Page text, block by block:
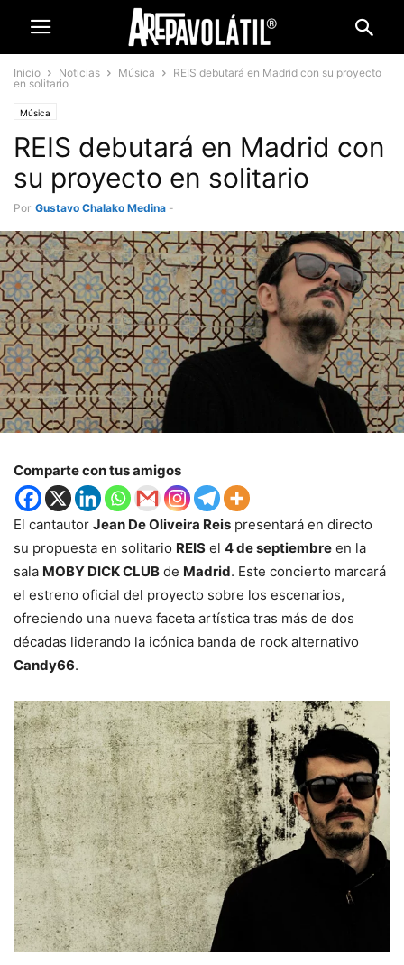
Inicio Noticias Música
REIS debutará en Madrid con su proyecto
en solitario
Música
REIS debutará en Madrid con
su proyecto en solitario
Por Gustavo Chalako Medina -
Comparte con tus amigos
El cantautor Jean De Oliveira Reis presentará en directo
su propuesta en solitario REIS el 4 de septiembre en la
sala MOBY DICK CLUB de Madrid. Este concierto marcará
el estreno oficial del proyecto sobre los escenarios,
ofreciendo una nueva faceta artística tras más de dos
décadas liderando la icónica banda de rock alternativo
Candy66.